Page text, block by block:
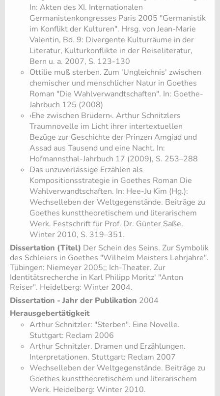
In: Akten des XI. Internationalen
Germanistenkongresses Paris 2005 "Germanistik
im Konflikt der Kulturen". Hrsg. von Jean-Marie
Valentin, Bd. 9: Divergente Kulturräume in der
Literatur, Kulturkonflikte in der Reiseliteratur,
Bern u. a. 2007, S. 123-130
Ottilie muß sterben. Zum 'Ungleichnis' zwischen
chemischer und menschlicher Natur in Goethes
Roman "Die Wahlverwandtschaften". In: Goethe-
Jahrbuch 125 (2008)
›Ehe zwischen Brüdern‹. Arthur Schnitzlers
Traumnovelle im Licht ihrer intertextuellen
Bezüge zur Geschichte der Prinzen Amgiad und
Assad aus Tausend und eine Nacht. In:
Hofmannsthal-Jahrbuch 17 (2009), S. 253–288
Das unzuverlässige Erzählen als
Kompositionsstrategie in Goethes Roman Die
Wahlverwandtschaften. In: Hee-Ju Kim (Hg.):
Wechselleben der Weltgegenstände. Beiträge zu
Goethes kunsttheoretischem und literarischem
Werk. Festschrift für Prof. Dr. Günter Saße.
Winter 2010, S. 319–351.
Dissertation (Titel) Der Schein des Seins. Zur Symbolik
des Schleiers in Goethes "Wilhelm Meisters Lehrjahre".
Tübingen: Niemeyer 2005;; Ich-Theater. Zur
Identitätsrecherche in Karl Philipp Moritz' "Anton
Reiser". Heidelberg: Winter 2004.
Dissertation - Jahr der Publikation 2004
Herausgebertätigkeit
Arthur Schnitzler: "Sterben". Eine Novelle.
Stuttgart: Reclam 2006
Arthur Schnitzler. Dramen und Erzählungen.
Interpretationen. Stuttgart: Reclam 2007
Wechselleben der Weltgegenstände. Beiträge zu
Goethes kunsttheoretischem und literarischem
Werk. Heidelberg: Winter 2010.